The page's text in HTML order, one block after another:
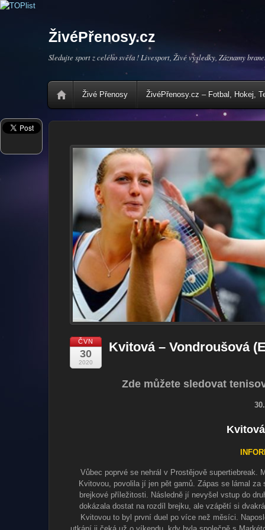
ŽivéPřenosy.cz
Sledujte sport z celého světa ! Livesport, Živé výsledky, Záznamy
Živé Přenosy ŽivéPřenosy.cz – Fotbal, Hokej,
ČVN
30
2020
Kvitová – Vondroušová
Zde můžete sledovat
Vůbec poprvé se nehrál v Prostějově supertiebreak.
Kvitovou, povolila jí jen pět gamů. Zápas se lámal
brejkové příležitosti. Následně jí nevyšel vstup do
dokázala dostat na rozdíl brejku, ale vzápětí si
Kvitovou to byl první duel po více než měsíci.